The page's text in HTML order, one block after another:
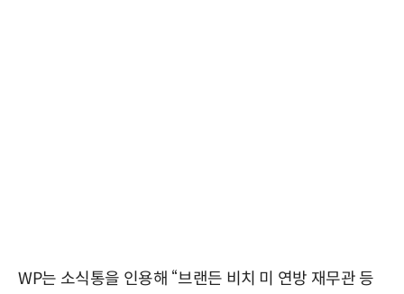
WP는 소식통을 인용해 “브랜든 비치 미 연방 재무관 등